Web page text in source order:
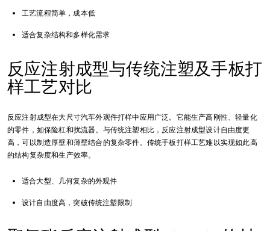
工艺流程简单，成本低
适合复杂结构和多样化需求
反应注射成型与传统注塑及手板打
样工艺对比
反应注射成型在大尺寸汽车外观件打样中应用广泛。它能生产高刚性、轻量化
的零件，如保险杠和扰流器。与传统注塑相比，反应注射成型设计自由度更
高，可以制造厚壁和薄壁结合的复杂零件。传统手板打样工艺难以实现如此高
的结构复杂度和生产效率。
适合大型、几何复杂的外观件
设计自由度高，突破传统注塑限制